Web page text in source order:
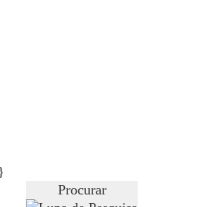
Procurar